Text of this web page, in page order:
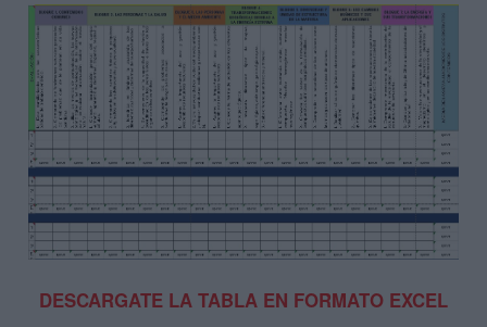
DESCARGATE LA TABLA EN FORMATO EXCEL